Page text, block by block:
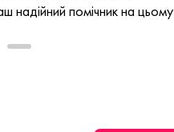
надійний помічник на